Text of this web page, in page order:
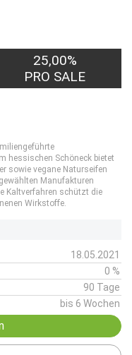
25,00%
PRO SALE
hessischen Schöneck bietet
sowie vegane Naturseifen
Manufakturen
Kaltverfahren schützt die
Wirkstoffe.
18.05.2021
0 %
90 Tage
bis 6 Wochen